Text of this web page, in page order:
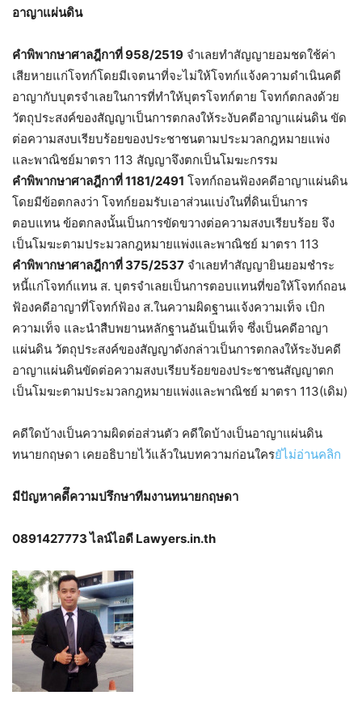
อาญาแผ่นดิน
คำพิพากษาศาลฎีกาที่ 958/2519 จำเลยทำสัญญายอมชดใช้ค่า
เสียหายแก่โจทก์โดยมีเจตนาที่จะไม่ให้โจทก์แจ้งความดำเนินคดี
อาญากับบุตรจำเลยในการที่ทำให้บุตรโจทก์ตาย โจทก์ตกลงด้วย
วัตถุประสงค์ของสัญญาเป็นการตกลงให้ระงับคดีอาญาแผ่นดิน ขัด
ต่อความสงบเรียบร้อยของประชาชนตามประมวลกฎหมายแพ่ง
และพาณิชย์มาตรา 113 สัญญาจึงตกเป็นโมฆะกรรม
คำพิพากษาศาลฎีกาที่ 1181/2491 โจทก์ถอนฟ้องคดีอาญาแผ่นดิน
โดยมีข้อตกลงว่า โจทก์ยอมรับเอาส่วนแบ่งในที่ดินเป็นการ
ตอบแทน ข้อตกลงนั้นเป็นการขัดขวางต่อความสงบเรียบร้อย จึง
เป็นโมฆะตามประมวลกฎหมายแพ่งและพาณิชย์ มาตรา 113
คำพิพากษาศาลฎีกาที่ 375/2537 จำเลยทำสัญญายินยอมชำระ
หนี้แก่โจทก์แทน ส. บุตรจำเลยเป็นการตอบแทนที่ขอให้โจทก์ถอน
ฟ้องคดีอาญาที่โจทก์ฟ้อง ส.ในความผิดฐานแจ้งความเท็จ เบิก
ความเท็จ และนำสืบพยานหลักฐานอันเป็นเท็จ ซึ่งเป็นคดีอาญา
แผ่นดิน วัตถุประสงค์ของสัญญาดังกล่าวเป็นการตกลงให้ระงับคดี
อาญาแผ่นดินขัดต่อความสงบเรียบร้อยของประชาชนสัญญาตก
เป็นโมฆะตามประมวลกฎหมายแพ่งและพาณิชย์ มาตรา 113(เดิม)
คดีใดบ้างเป็นความผิดต่อส่วนตัว คดีใดบ้างเป็นอาญาแผ่นดิน
ทนายกฤษดา เคยอธิบายไว้แล้วในบทความก่อนใครยัไม่อ่านคลิก
มีปัญหาคดีึความปรึกษาทีมงานทนายกฤษดา
0891427773 ไลน์ไอดี Lawyers.in.th